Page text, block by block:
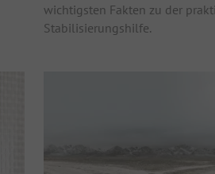
wichtigsten Fakten zu der
Stabilisierungshilfe.